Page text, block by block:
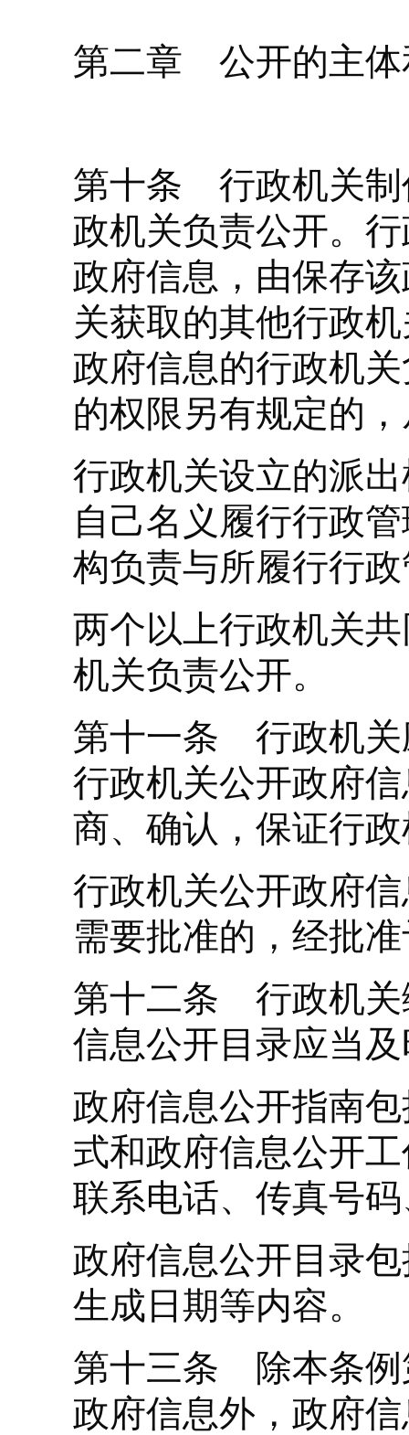
第二章 公开的主体
第十条 行政机关制
政机关负责公开。
政府信息，由保存
关获取的其他行政
政府信息的行政机
的权限另有规定的
行政机关设立的派
自己名义履行行政
构负责与所履行行
两个以上行政机关
机关负责公开。
第十一条 行政机关
行政机关公开政府
商、确认，保证行
行政机关公开政府
需要批准的，经批
第十二条 行政机关
信息公开目录应当
政府信息公开指南
式和政府信息公开
联系电话、传真号
政府信息公开目录
生成日期等内容。
第十三条 除本条例
政府信息外，政府